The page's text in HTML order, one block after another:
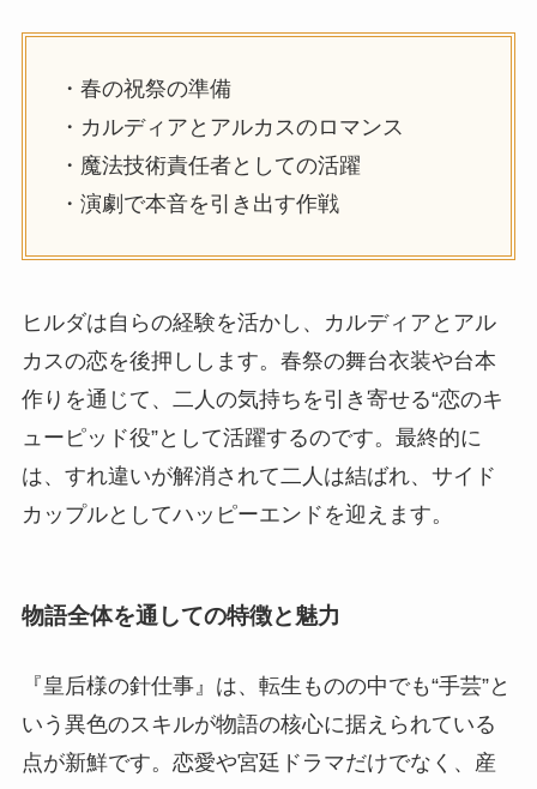
・春の祝祭の準備
・カルディアとアルカスのロマンス
・魔法技術責任者としての活躍
・演劇で本音を引き出す作戦
ヒルダは自らの経験を活かし、カルディアとアル
カスの恋を後押しします。春祭の舞台衣装や台本
作りを通じて、二人の気持ちを引き寄せる“恋のキ
ューピッド役”として活躍するのです。最終的に
は、すれ違いが解消されて二人は結ばれ、サイド
カップルとしてハッピーエンドを迎えます。
物語全体を通しての特徴と魅力
『皇后様の針仕事』は、転生ものの中でも“手芸”と
いう異色のスキルが物語の核心に据えられている
点が新鮮です。恋愛や宮廷ドラマだけでなく、産